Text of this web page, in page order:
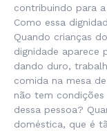
contribuindo para
Como essa
Quando crianças
dignidade aparece
dando duro,
comida na mesa
não tem
dessa pessoa?
doméstica, que é